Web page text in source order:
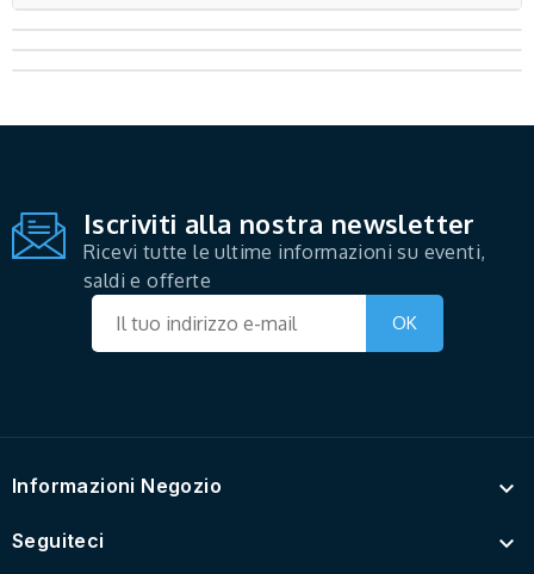
Iscriviti alla nostra newsletter
Ricevi tutte le ultime informazioni su eventi,
saldi e offerte
Informazioni Negozio 
Seguiteci 